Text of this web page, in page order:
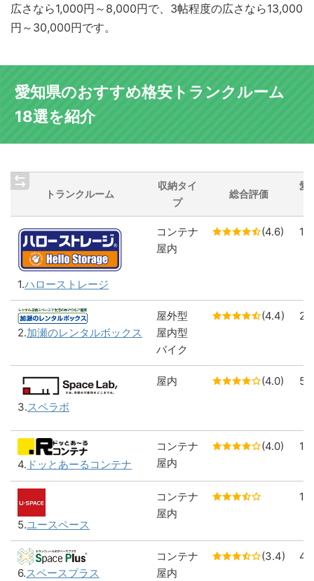
広さなら1,000円～8,000円で、3帖程度の広さなら13,000
円～30,000円です。
愛知県のおすすめ格安トランクルーム
18選を紹介
トランクルーム
収納タイ
プ
総合評価
愛
1.ハローストレージ
コンテナ
屋内
(4.6)
2.加瀬のレンタルボックス
屋外型
屋内型
バイク
(4.4) 2
3.スペラボ
屋内 (4.0) 5
4. ドッとあーるコンテナ
コンテナ
屋内
(4.0)
5.ユースペース
コンテナ
屋内
18
6.スペースプラス
コンテナ
屋内
(3.4)